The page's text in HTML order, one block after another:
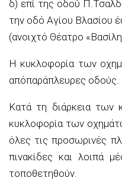
δ) επί της οδού
την οδό Αγίου Βλασίου
(ανοιχτό Θέατρο
Η κυκλοφορία των
απόπαράπλευρες οδούς
Κατά τη διάρκεια των
κυκλοφορία των
όλες τις προσωρινές
πινακίδες και λοιπά
τοποθετηθούν.